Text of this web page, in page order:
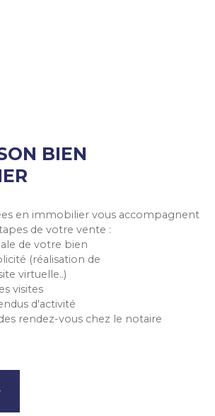
BIEN
en immobilier vous accompagnent
de votre vente :
de votre bien
(réalisation de
virtuelle..)
visites
d'activité
rendez-vous chez le notaire